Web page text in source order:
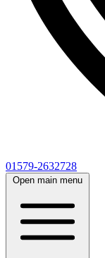
01579-2632728
Open main menu